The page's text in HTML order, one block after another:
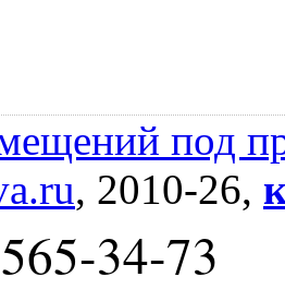
под
, 2010-26,
34-73